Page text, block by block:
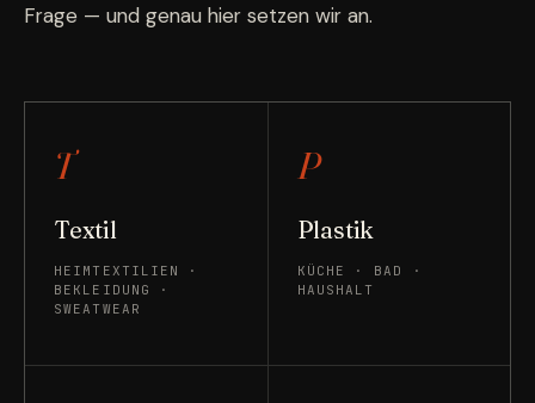
Frage — und genau hier setzen wir an.
T
Textil
HEIMTEXTILIEN ·
BEKLEIDUNG ·
SWEATWEAR
P
Plastik
KÜCHE · BAD ·
HAUSHALT